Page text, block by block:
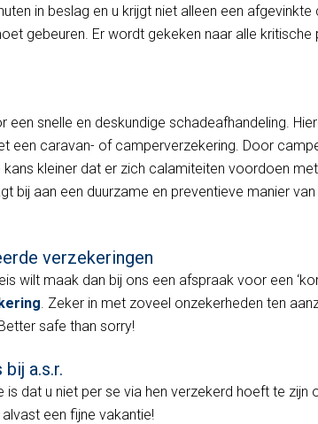
in beslag en u krijgt niet alleen een
gebeuren. Er wordt gekeken naar alle
snelle en deskundige schadeafhandeling.
een caravan- of camperverzekering. Door
kleiner dat er zich calamiteiten voordoen
bij aan een duurzame en preventieve manier
verzekeringen
wilt maak dan bij ons een afspraak voor een
. Zeker in met zoveel onzekerheden ten
safe than sorry!
a.s.r.
is dat u niet per se via hen verzekerd hoeft te zijn
een fijne vakantie!